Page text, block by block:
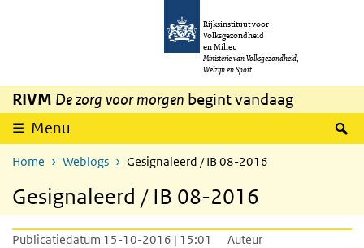
Overslaan en naar de inhoud gaan
Rijksinstituut voor
Volksgezondheid
en Milieu
Ministerie van Volksgezondheid,
Welzijn en Sport
RIVM De zorg voor morgen begint vandaag
Menu
Home Weblogs Gesignaleerd / IB 08-2016
Gesignaleerd / IB 08-2016
Publicatiedatum 15-10-2016 | 15:01 Auteur